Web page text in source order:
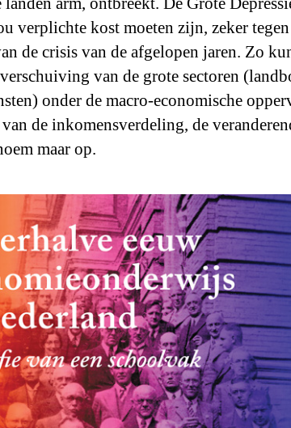
verplichte kost moeten zijn, zeker
de crisis van de afgelopen jaren. Zo
van de grote sectoren
onder de macro-economische
de inkomensverdeling, de
maar op.